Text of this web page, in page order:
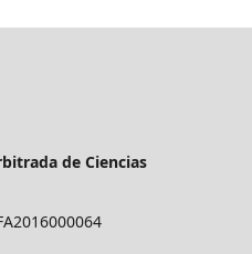
de Ciencias